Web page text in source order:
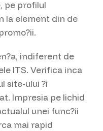
pe profilul
la element din de
indiferent de
ITS. Verifica inca
site-ului ?i
Impresia pe lichid
unei func?ii
mai rapid